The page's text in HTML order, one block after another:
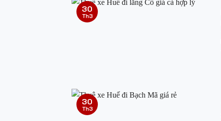
30
Th3
30
Th3